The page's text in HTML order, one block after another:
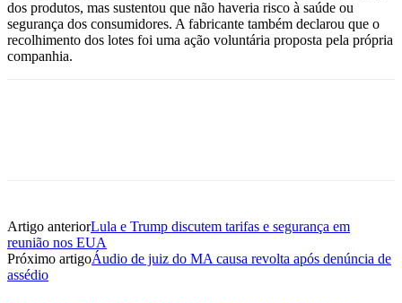
dos produtos, mas sustentou que não haveria risco à saúde ou
segurança dos consumidores. A fabricante também declarou que o
recolhimento dos lotes foi uma ação voluntária proposta pela própria
companhia.
Artigo anteriorLula e Trump discutem tarifas e segurança em
reunião nos EUA
Próximo artigoÁudio de juiz do MA causa revolta após denúncia de
assédio